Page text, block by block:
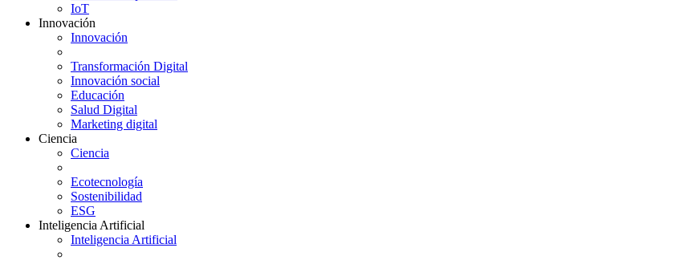
IoT
Innovación
Innovación
Transformación Digital
Innovación social
Educación
Salud Digital
Marketing digital
Ciencia
Ciencia
Ecotecnología
Sostenibilidad
ESG
Inteligencia Artificial
Inteligencia Artificial